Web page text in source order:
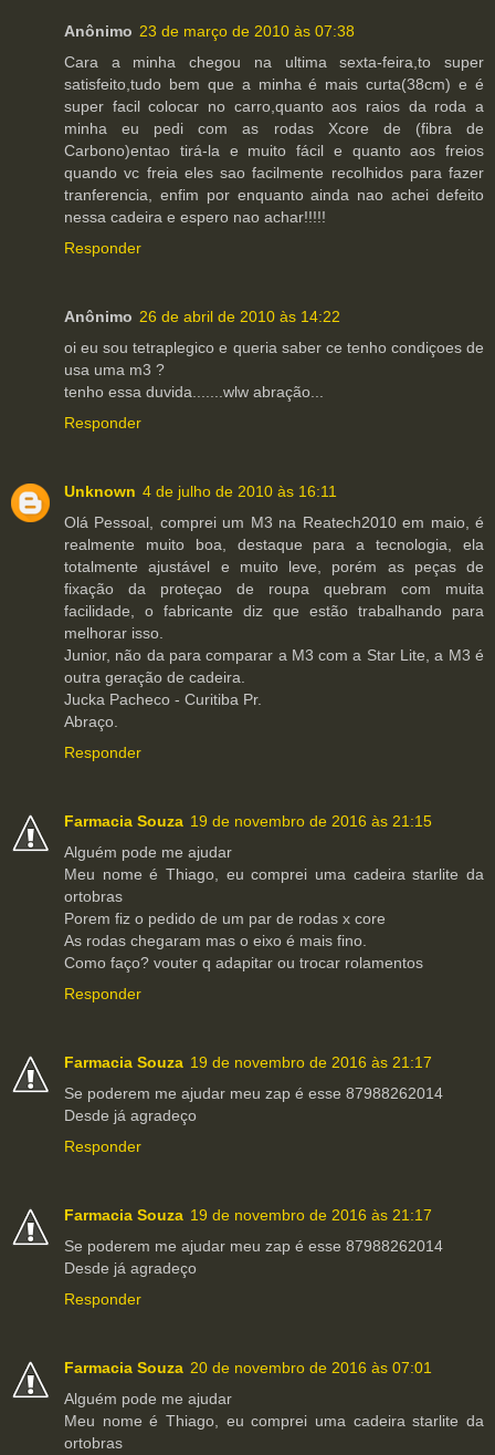
Anônimo 23 de março de 2010 às 07:38
Cara a minha chegou na ultima sexta-feira,to super
satisfeito,tudo bem que a minha é mais curta(38cm) e é
super facil colocar no carro,quanto aos raios da roda a
minha eu pedi com as rodas Xcore de (fibra de
Carbono)entao tirá-la e muito fácil e quanto aos freios
quando vc freia eles sao facilmente recolhidos para fazer
tranferencia, enfim por enquanto ainda nao achei defeito
nessa cadeira e espero nao achar!!!!!
Responder
Anônimo 26 de abril de 2010 às 14:22
oi eu sou tetraplegico e queria saber ce tenho condiçoes de
usa uma m3 ?
tenho essa duvida.......wlw abração...
Responder
Unknown 4 de julho de 2010 às 16:11
Olá Pessoal, comprei um M3 na Reatech2010 em maio, é
realmente muito boa, destaque para a tecnologia, ela
totalmente ajustável e muito leve, porém as peças de
fixação da proteçao de roupa quebram com muita
facilidade, o fabricante diz que estão trabalhando para
melhorar isso.
Junior, não da para comparar a M3 com a Star Lite, a M3 é
outra geração de cadeira.
Jucka Pacheco - Curitiba Pr.
Abraço.
Responder
Farmacia Souza 19 de novembro de 2016 às 21:15
Alguém pode me ajudar
Meu nome é Thiago, eu comprei uma cadeira starlite da
ortobras
Porem fiz o pedido de um par de rodas x core
As rodas chegaram mas o eixo é mais fino.
Como faço? vouter q adapitar ou trocar rolamentos
Responder
Farmacia Souza 19 de novembro de 2016 às 21:17
Se poderem me ajudar meu zap é esse 87988262014
Desde já agradeço
Responder
Farmacia Souza 19 de novembro de 2016 às 21:17
Se poderem me ajudar meu zap é esse 87988262014
Desde já agradeço
Responder
Farmacia Souza 20 de novembro de 2016 às 07:01
Alguém pode me ajudar
Meu nome é Thiago, eu comprei uma cadeira starlite da
ortobras